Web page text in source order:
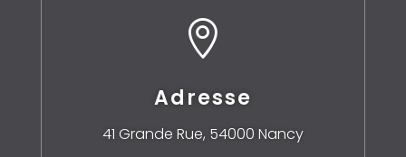

Adresse
41 Grande Rue, 54000 Nancy